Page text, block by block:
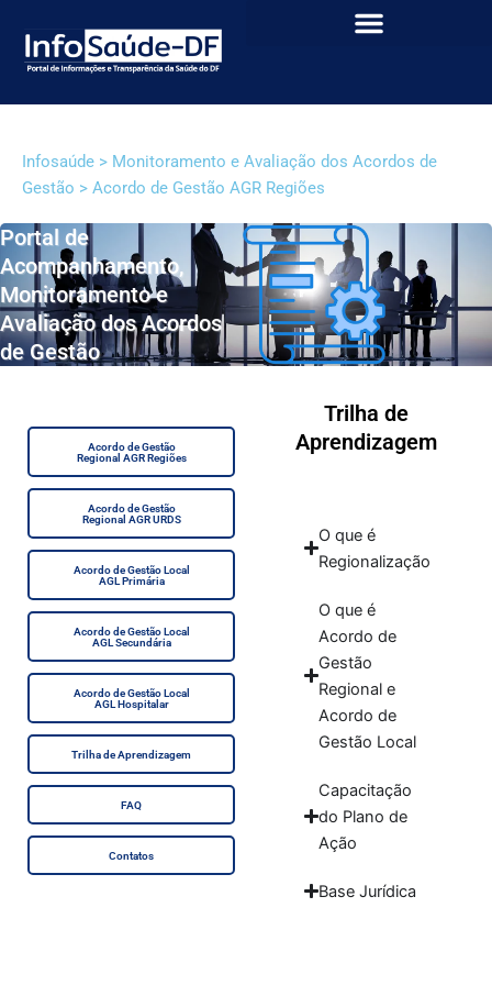
Infosaúde > Monitoramento e Avaliação dos Acordos de
Gestão > Acordo de Gestão AGR Regiões
Portal de
Acompanhamento,
Monitoramento e
Avaliação dos Acordos
de Gestão
Acordo de Gestão
Regional AGR Regiões
Acordo de Gestão
Regional AGR URDS
Acordo de Gestão Local
AGL Primária
Acordo de Gestão Local
AGL Secundária
Acordo de Gestão Local
AGL Hospitalar
Trilha de Aprendizagem
FAQ
Contatos
Trilha de
Aprendizagem
O que é
Regionalização
O que é
Acordo de
Gestão
Regional e
Acordo de
Gestão Local
Capacitação
do Plano de
Ação
Base Jurídica